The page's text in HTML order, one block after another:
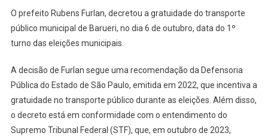
Público
No
O prefeito Rubens Furlan, decretou a gratuidade do transporte
público municipal de Barueri, no dia 6 de outubro, data do 1º
turno das eleições municipais.
A decisão de Furlan segue uma recomendação da Defensoria
Pública do Estado de São Paulo, emitida em 2022, que incentiva a
gratuidade no transporte público durante as eleições. Além disso,
o decreto está em conformidade com o entendimento do
Supremo Tribunal Federal (STF), que, em outubro de 2023,